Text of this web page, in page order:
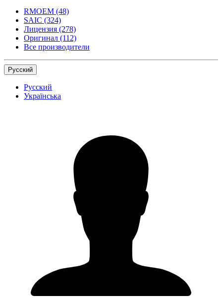
RMOEM (48)
SAIC (324)
Лицензия (278)
Оригинал (112)
Все производители
Русский
Русский
Українська